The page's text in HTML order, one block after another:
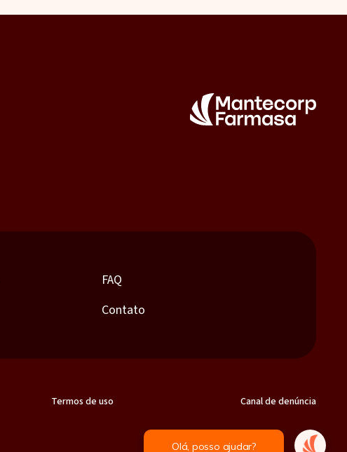
FAQ
Contato
Termos de uso Canal de denúncia